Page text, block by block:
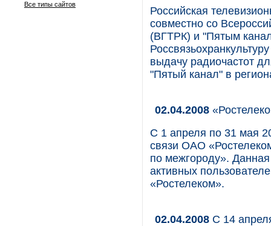
Все типы сайтов
Российская
совместно со
(ВГТРК) и "Пятым
выдачу радиочастот
"Пятый канал" в
02.04.2008
С 1 апреля по 31 мая
связи ОАО
по межгороду».
активных
«Ростелеком».
02.04.2008 С 14